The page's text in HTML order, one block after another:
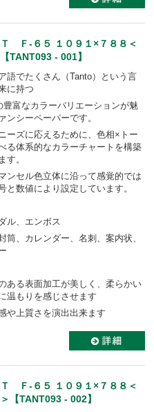
Ｔ Ｆ-６５ １０９１×７８８＜
TANT093 - 001】
語でたくさん（Tanto）という言
に持つ
豊富なカラーバリエーションが魅
ンシーペーパーです。
ーズに応えるために、色相×トー
る体系的なカラーチャートを構築
す。
ンセル色立体に沿って感覚的では
と数値により設定しています。
ル、エンボス
筒、カレンダー、名刺、案内状、
ある表面加工が美しく、柔らかい
温もりを感じさせます
や上質さを演出出来ます
Ｔ Ｆ-６５ １０９１×７８８＜
【TANT093 - 002】